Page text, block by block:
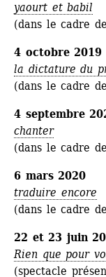
yaourt et babil
(dans le cadre
4 octobre 2019
la dictature du
(dans le cadre
4 septembre
chanter
(dans le cadre
6 mars 2020
traduire encore
(dans le cadre
22 et 23 juin
Rien que pour
(spectacle